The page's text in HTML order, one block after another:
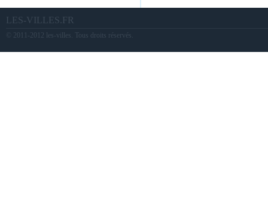
LES-VILLES.FR
© 2011-2012 les-villes. Tous droits réservés.